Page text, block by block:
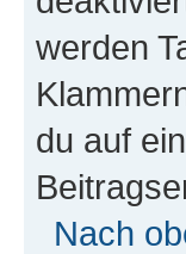
werden
du auf
Nach